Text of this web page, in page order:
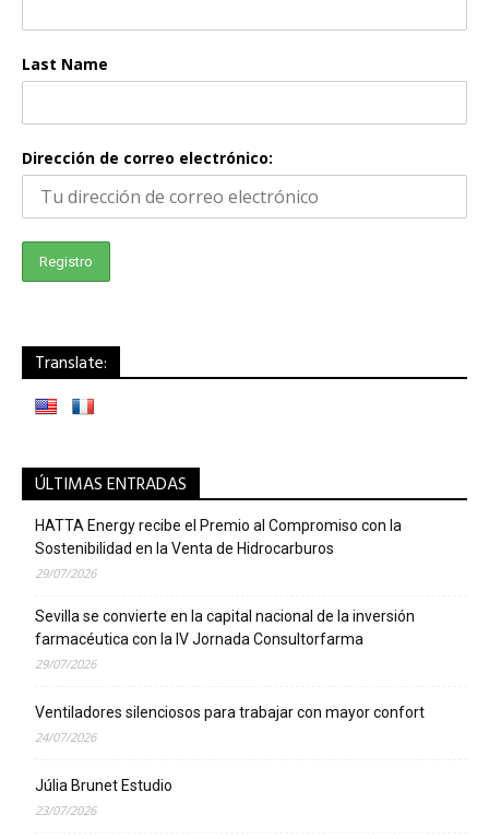
Last Name
Dirección de correo electrónico:
Translate:
ÚLTIMAS ENTRADAS
HATTA Energy recibe el Premio al Compromiso con la
Sostenibilidad en la Venta de Hidrocarburos
29/07/2026
Sevilla se convierte en la capital nacional de la inversión
farmacéutica con la IV Jornada Consultorfarma
29/07/2026
Ventiladores silenciosos para trabajar con mayor confort
24/07/2026
Júlia Brunet Estudio
23/07/2026